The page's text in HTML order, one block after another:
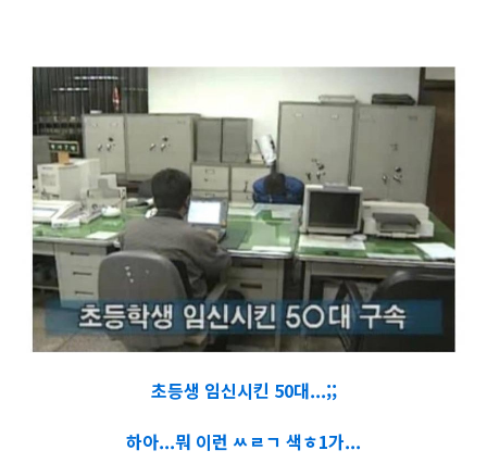
초등생 임신시킨 50대...;;
하아...뭐 이런 ㅆㄹㄱ 색ㅎ1가...